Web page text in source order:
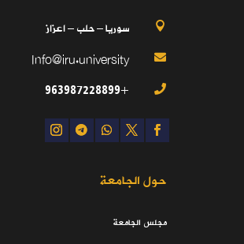
 سوريا – حلب – اعزاز

Info@iru.university

+963987228899
حول الجامعة
مجلس الجامعة